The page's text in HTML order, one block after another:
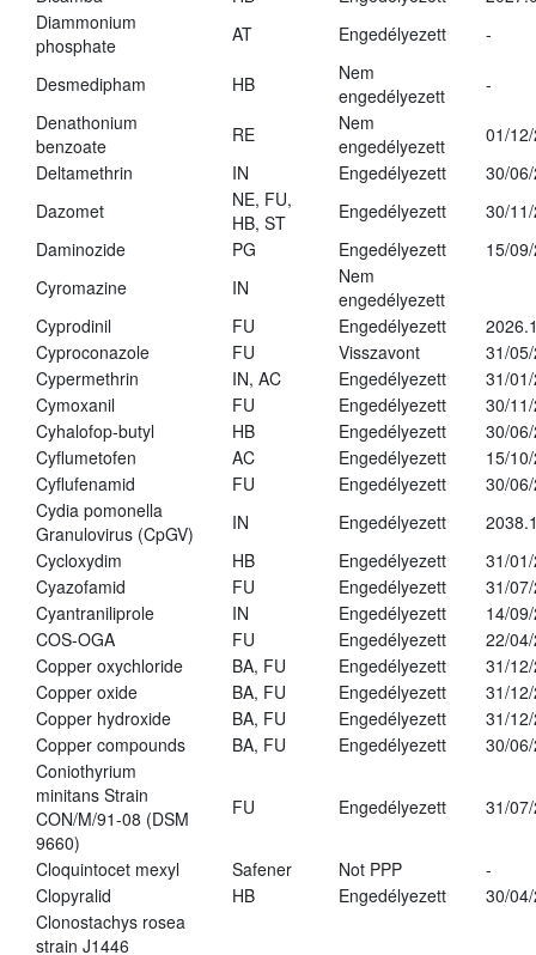
Diammonium
phosphate
AT Engedélyezett -
Desmedipham HB
Nem
engedélyezett
-
Denathonium
benzoate
RE
Nem
engedélyezett
01/
Deltamethrin
IN Engedélyezett
30/
Dazomet
NE, FU,
HB, ST
Engedélyezett
30/
Daminozide
PG Engedélyezett
15/
Cyromazine
IN
Nem
engedélyezett
Cyprodinil
FU Engedélyezett
Cyproconazole
FU Visszavont
31/
Cypermethrin
IN, AC Engedélyezett
31/
Cymoxanil
FU Engedélyezett
30/
Cyhalofop-butyl
HB Engedélyezett
30/
Cyflumetofen
AC Engedélyezett
15/
Cyflufenamid
FU Engedélyezett
30/
Cydia pomonella
Granulovirus (CpGV)
IN Engedélyezett
Cycloxydim
HB Engedélyezett
31/
Cyazofamid
FU Engedélyezett
31/
Cyantraniliprole
IN Engedélyezett
14/
COS-OGA
FU Engedélyezett
22/
Copper oxychloride
BA, FU Engedélyezett
31/
Copper oxide
BA, FU Engedélyezett
31/
Copper hydroxide
BA, FU Engedélyezett
31/
Copper compounds
BA, FU Engedélyezett
30/
Coniothyrium
minitans Strain
CON/M/91-08 (DSM
9660)
FU Engedélyezett 31/
Cloquintocet mexyl Safener Not PPP
-
Clopyralid
HB Engedélyezett
30/
Clonostachys rosea
strain J1446